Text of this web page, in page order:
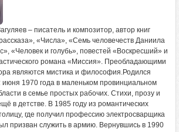
– писатель и композитор, автор книг
«Числа», «Семь человечеств Даниила
«Человек и голубь», повестей «Воскресший» и
романа «Миссия». Преобладающими
являются мистика и философия.Родился
июня 1970 года в маленьком провинциальном
в семье простых рабочих. Стихи, прозу и
в детстве. В 1985 году из романтических
где получил профессию электросварщика
призван служить в армию. Вернувшись в 1990